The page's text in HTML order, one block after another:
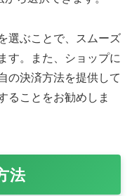
選ぶことで、スムーズ
す。また、ショップに
の決済方法を提供して
ることをお勧めしま
法